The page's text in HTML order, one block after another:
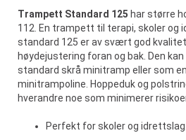
Trampett Standard 125 har større
112. En trampett til terapi, skoler og
standard 125 er av svært god
høydejustering foran og bak. Den
standard skrå minitramp eller som
minitrampoline. Hoppeduk og
hverandre noe som minimerer
Perfekt for skoler og idrettslag.